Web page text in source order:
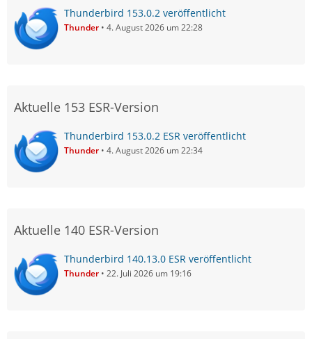
Thunderbird 153.0.2 veröffentlicht
Thunder 4. August 2026 um 22:28
Aktuelle 153 ESR-Version
Thunderbird 153.0.2 ESR veröffentlicht
Thunder 4. August 2026 um 22:34
Aktuelle 140 ESR-Version
Thunderbird 140.13.0 ESR veröffentlicht
Thunder 22. Juli 2026 um 19:16